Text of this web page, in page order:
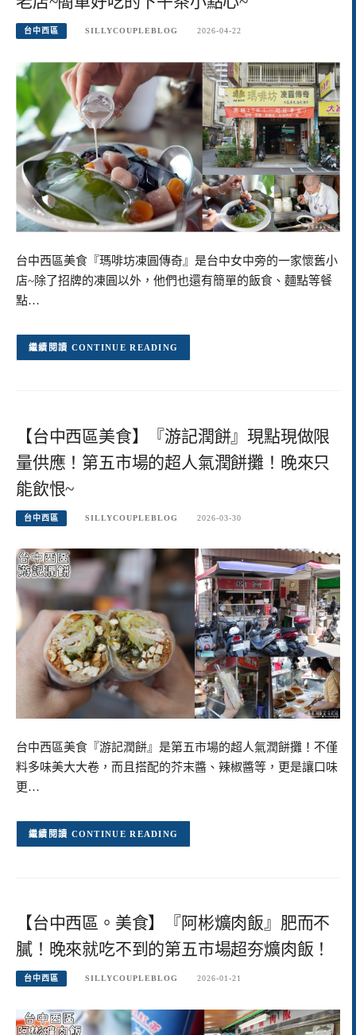
台中西區 SILLYCOUPLEBLOG 2026-04-22
台中西區美食『瑪啡坊凍圓傳奇』是台中女中旁的一家懷舊小
店~除了招牌的凍圓以外，他們也還有簡單的飯食、麵點等餐
點…
CONTINUE READING
【台中西區美食】『游記潤餅』現點現做限
量供應！第五市場的超人氣潤餅攤！晚來只
能飲恨~
台中西區 SILLYCOUPLEBLOG 2026-03-30
台中西區美食『游記潤餅』是第五市場的超人氣潤餅攤！不僅
料多味美大大卷，而且搭配的芥末醬、辣椒醬等，更是讓口味
更…
CONTINUE READING
【台中西區。美食】『阿彬爌肉飯』肥而不
膩！晚來就吃不到的第五市場超夯爌肉飯！
台中西區 SILLYCOUPLEBLOG 2026-01-21